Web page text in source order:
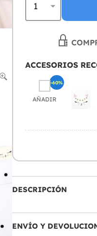
ACCESORIOS
AÑADIR
-60%
DESCRIPCIÓN
ENVÍO Y